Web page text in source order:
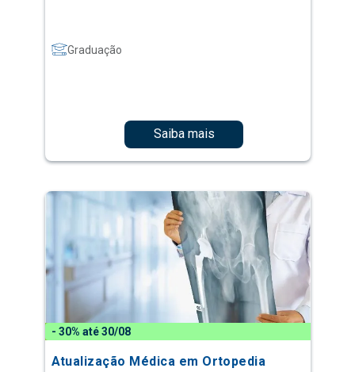
Graduação
Saiba mais
- 30% até 30/08
Atualização Médica em Ortopedia